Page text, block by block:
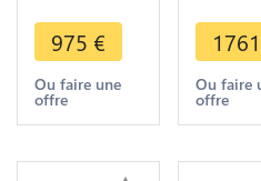
Sen 1874
PCGS MS66
Silver -
Make offer
975 €
Ou faire une
offre
Games
Skating
Nagano
Gold
1761
Ou faire
offre